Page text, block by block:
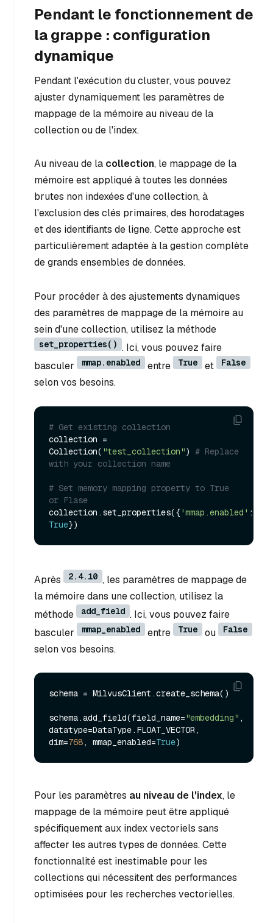
Pendant le fonctionnement de
la grappe : configuration
dynamique
Pendant l'exécution du cluster, vous pouvez
ajuster dynamiquement les paramètres de
mappage de la mémoire au niveau de la
collection ou de l'index.
Au niveau de la collection, le mappage de la
mémoire est appliqué à toutes les données
brutes non indexées d'une collection, à
l'exclusion des clés primaires, des horodatages
et des identifiants de ligne. Cette approche est
particulièrement adaptée à la gestion complète
de grands ensembles de données.
Pour procéder à des ajustements dynamiques
des paramètres de mappage de la mémoire au
sein d'une collection, utilisez la méthode
set_properties() . Ici, vous pouvez faire
basculer
mmap.enabled entre True et False
selon vos besoins.
# Get existing collection
collection =
Collection( "test_collection") # Replace
with your collection name
# Set memory mapping property to True
or Flase
collection.set_properties({'mmap.enabled'
True
Après 2.4.10 , les paramètres de mappage de
la mémoire dans une collection, utilisez la
méthode
add_field . Ici, vous pouvez faire
basculer
mmap_enabled entre True ou False
selon vos besoins.
schema = MilvusClient.create_schema()
schema.add_field(field_name="embedding" ,
datatype=DataType.FLOAT_VECTOR,
dim=768, mmap_enabled=True
Pour les paramètres au niveau de l'index, le
mappage de la mémoire peut être appliqué
spécifiquement aux index vectoriels sans
affecter les autres types de données. Cette
fonctionnalité est inestimable pour les
collections qui nécessitent des performances
optimisées pour les recherches vectorielles.